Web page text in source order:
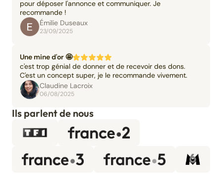
pour déposer l'annonce et communiquer. Je
recommande !
Émilie Duseaux
23/09/2025
Une mine d'or 🤩
c'est trop génial de donner et de recevoir des dons.
C'est un concept super, je le recommande vivement.
Claudine Lacroix
06/08/2025
Ils parlent de nous